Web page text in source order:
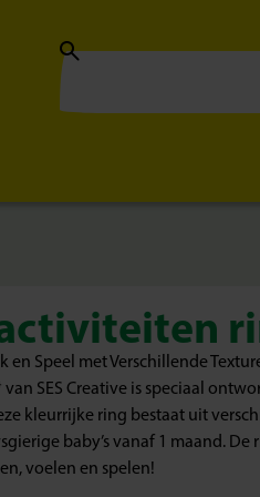
Speel met Verschillende
SES Creative is speciaal
kleurrijke ring bestaat uit
baby’s vanaf 1 maand. De
voelen en spelen!